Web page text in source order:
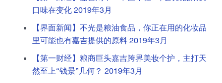
口味在变化 2019年3月
【界面新闻】不光是粮油食品，你正在用的化妆品
里可能也有嘉吉提供的原料 2019年3月
【第一财经】粮商巨头嘉吉跨界美妆个护，主打天
然至上“钱景”几何？ 2019年3月